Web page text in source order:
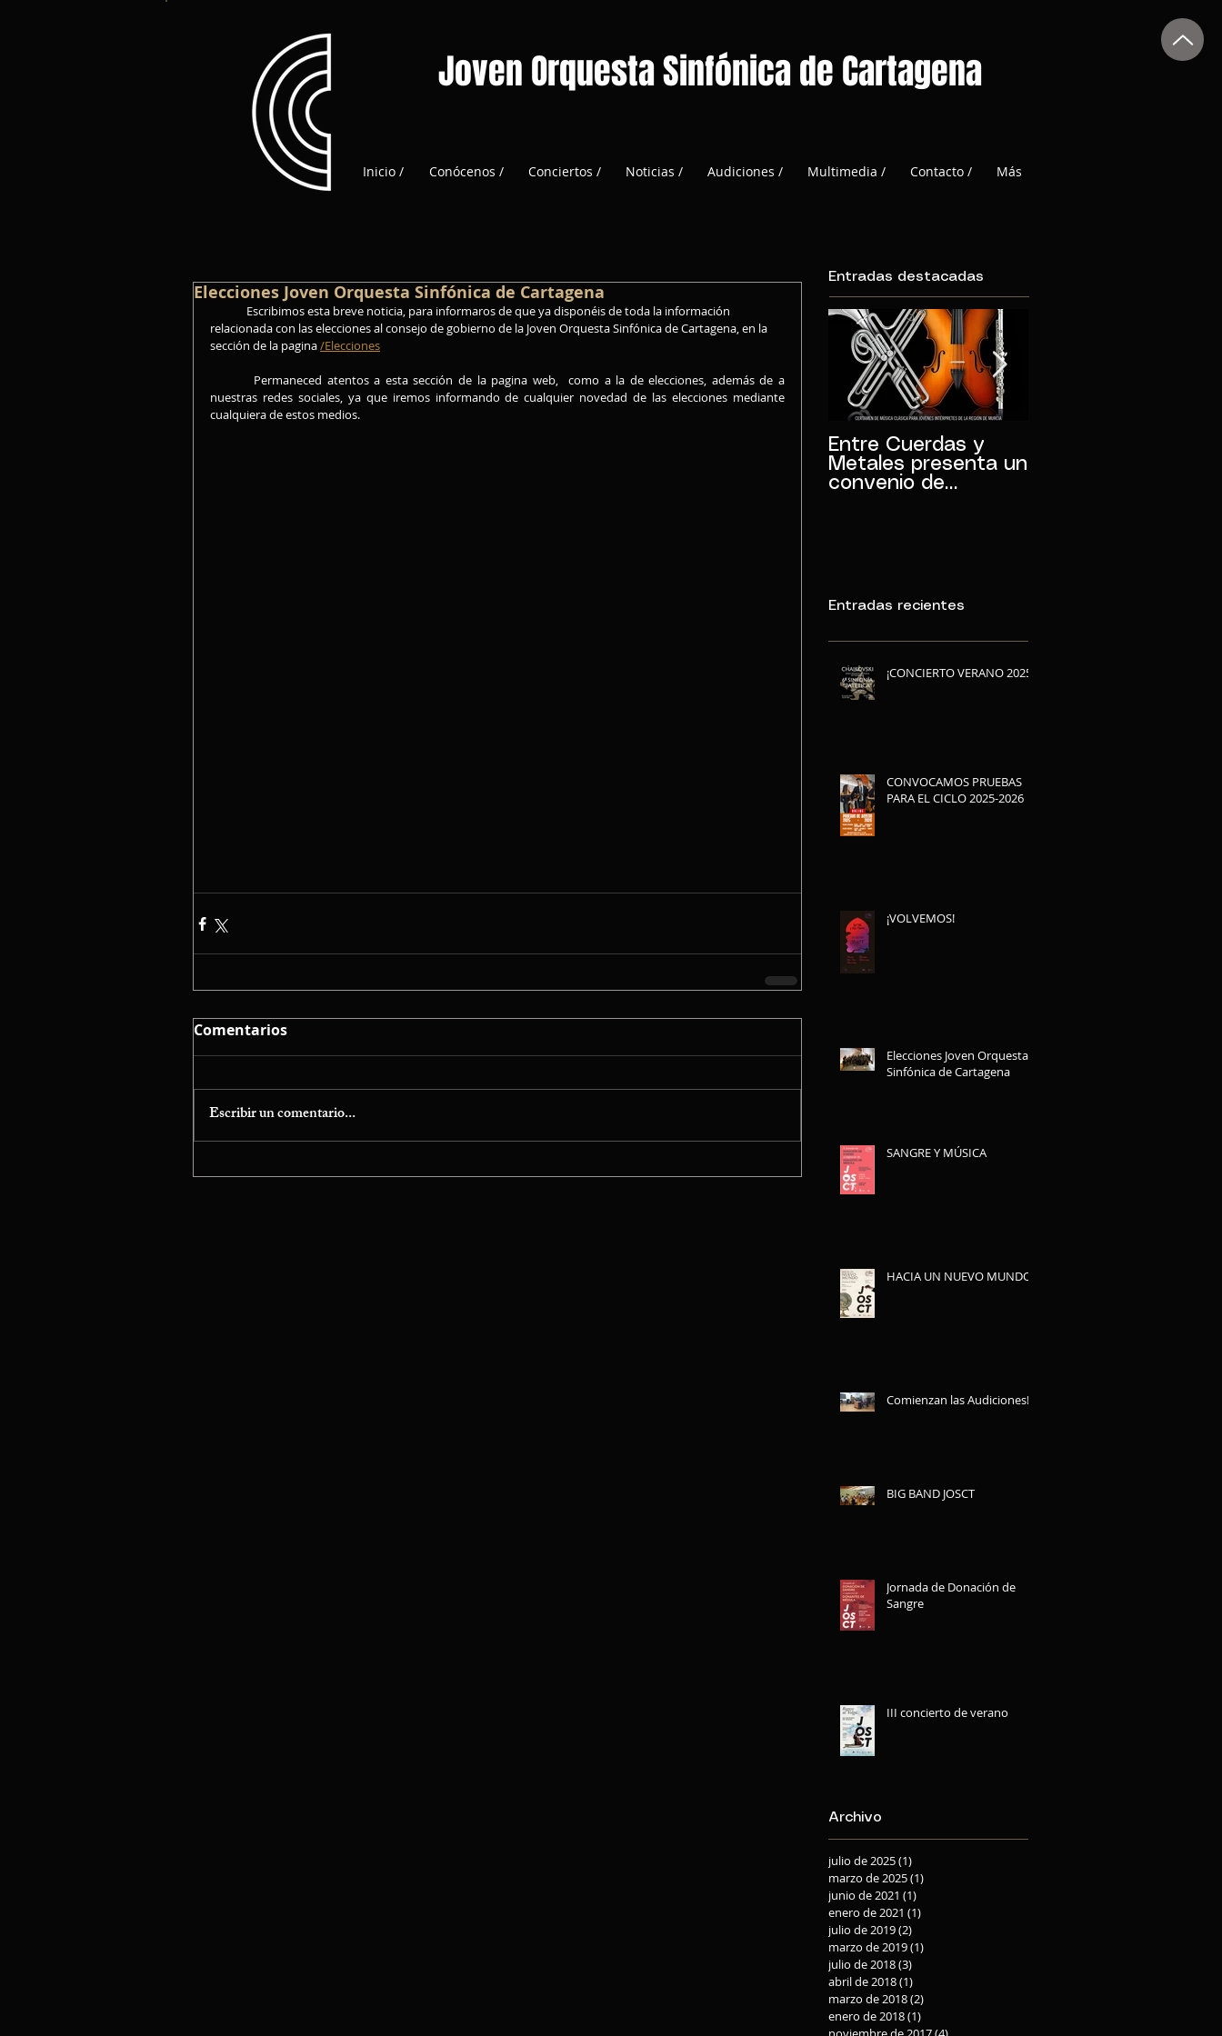
Inicio / Conócenos / Conciertos / Noticias / Audiciones / Multimedia / Contacto / Más
Joven Orquesta Sinfónica de Cartagena
Elecciones Joven Orquesta Sinfónica de Cartagena
relacionada con las elecciones al consejo de gobierno de la Joven Orquesta Sinfónica de Cartagena, en la
sección de la pagina /Elecciones
nuestras redes sociales, ya que iremos informando de cualquier novedad de las elecciones mediante
cualquiera de estos medios.
Comentarios
Escribir un comentario...
Entradas destacadas
Entre Cuerdas y
Metales presenta un
convenio de
Entradas recientes
¡CONCIERTO VERANO 2025!
CONVOCAMOS PRUEBAS
PARA EL CICLO 2025-2026
¡VOLVEMOS!
Elecciones Joven Orquesta
Sinfónica de Cartagena
SANGRE Y MÚSICA
HACIA UN NUEVO MUNDO
Comienzan las Audiciones!!
BIG BAND JOSCT
Jornada de Donación de
Sangre
III concierto de verano
Archivo
julio de 2025(1)
marzo de 2025(1)
junio de 2021 (1)
enero de 2021 (1)
julio de 2019(2)
marzo de 2019(1)
julio de 2018(3)
abril de 2018(1)
marzo de 2018(2)
enero de 2018(1)